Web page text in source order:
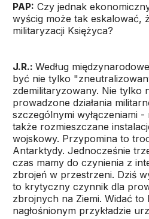
PAP: Czy jednak
wyścig może tak eskalować,
militaryzacji Księżyca?
J.R.: Według
być nie tylko
zdemilitaryzowany. Nie tylko
prowadzone działania
szczególnymi wyłączeniami
także rozmieszczane
wojskowy. Przypomina to
Antarktydy. Jednocześnie
czas mamy do czynienia z
zbrojeń w przestrzeni. Dziś
to krytyczny czynnik dla
zbrojnych na Ziemi. Widać to
nagłośnionym przykładzie